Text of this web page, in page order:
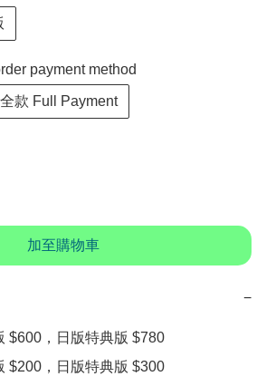
payment method
全款 Full Payment
加至購物車
−
$600，日版特典版 $780
$200，日版特典版 $300